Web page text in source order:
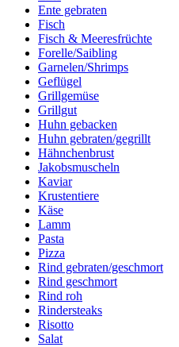
Ente gebraten
Fisch
Fisch & Meeresfrüchte
Forelle/Saibling
Garnelen/Shrimps
Geflügel
Grillgemüse
Grillgut
Huhn gebacken
Huhn gebraten/gegrillt
Hähnchenbrust
Jakobsmuscheln
Kaviar
Krustentiere
Käse
Lamm
Pasta
Pizza
Rind gebraten/geschmort
Rind geschmort
Rind roh
Rindersteaks
Risotto
Salat